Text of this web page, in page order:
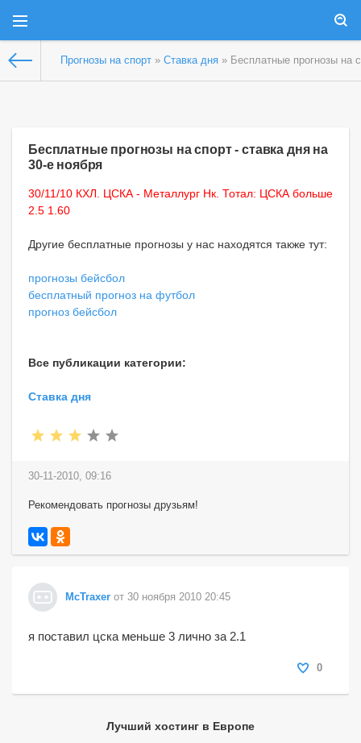
Прогнозы на спорт » Ставка дня » Бесплатные прогнозы на
Бесплатные прогнозы на спорт - ставка дня на
30-е ноября
30/11/10 КХЛ. ЦСКА - Металлург Нк. Тотал: ЦСКА больше
2.5 1.60
Другие бесплатные прогнозы у нас находятся также тут:
прогнозы бейсбол
бесплатный прогноз на футбол
прогноз бейсбол
Все публикации категории:
Ставка дня
30-11-2010, 09:16
Рекомендовать прогнозы друзьям!
McTraxer от 30 ноября 2010 20:45
0
я поставил цска меньше 3 лично за 2.1
Лучший хостинг в Европе